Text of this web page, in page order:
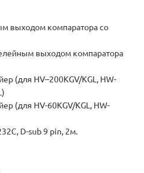
выходом компаратора со
выходом компаратора
(для HV–200KGV/KGL, HW-
(для HV-60KGV/KGL, HW-
D-sub 9 pin, 2м.